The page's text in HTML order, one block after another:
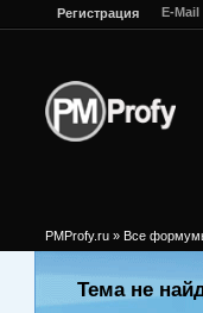
Регистрация E-Mail
PMProfy.ru » Все
Тема не